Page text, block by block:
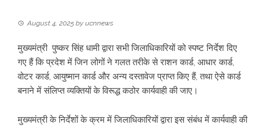
August 4, 2025 by ucnnews
मुख्यमंत्री पुष्कर सिंह धामी द्वारा सभी जिलाधिकारियों को स्पष्ट निर्देश दिए
गए हैं कि प्रदेश में जिन लोगों ने गलत तरीके से राशन कार्ड, आधार कार्ड,
वोटर कार्ड, आयुष्मान कार्ड और अन्य दस्तावेज प्राप्त किए हैं, तथा ऐसे कार्ड
बनाने में संलिप्त व्यक्तियों के विरूद्ध कठोर कार्यवाही की जाए।
मुख्यमंत्री के निर्देशों के क्रम में जिलाधिकारियों द्वारा इस संबंध में कार्यवाही की